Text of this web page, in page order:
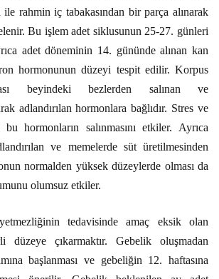
rahmin iç tabakasından bir parça alınarak
Bu işlem adet siklusunun 25-27. günleri
adet döneminin 14. gününde alınan kan
hormonunun düzeyi tespit edilir. Korpus
beyindeki bezlerden salınan ve
adlandırılan hormonlara bağlıdır. Stres ve
hormonların salınmasını etkiler. Ayrıca
ve memelerde süt üretilmesinden
normalden yüksek düzeylerde olması da
olumsuz etkiler.
tedavisinde amaç eksik olan
düzeye çıkarmaktır. Gebelik oluşmadan
başlanması ve gebeliğin 12. haftasına